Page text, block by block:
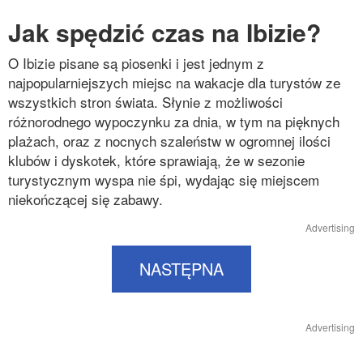
Jak spędzić czas na Ibizie?
O Ibizie pisane są piosenki i jest jednym z
najpopularniejszych miejsc na wakacje dla turystów ze
wszystkich stron świata. Słynie z możliwości
różnorodnego wypoczynku za dnia, w tym na pięknych
plażach, oraz z nocnych szaleństw w ogromnej ilości
klubów i dyskotek, które sprawiają, że w sezonie
turystycznym wyspa nie śpi, wydając się miejscem
niekończącej się zabawy.
Advertising
NASTĘPNA
Advertising